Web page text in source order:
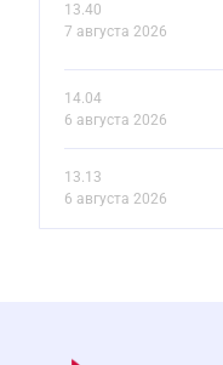
13.40
7 августа 2026
14.04
6 августа 2026
13.13
6 августа 2026